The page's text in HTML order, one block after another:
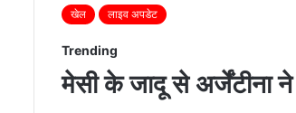
खेल लाइव अपडेट
Trending
मेसी के जादू से अर्जेंटीना